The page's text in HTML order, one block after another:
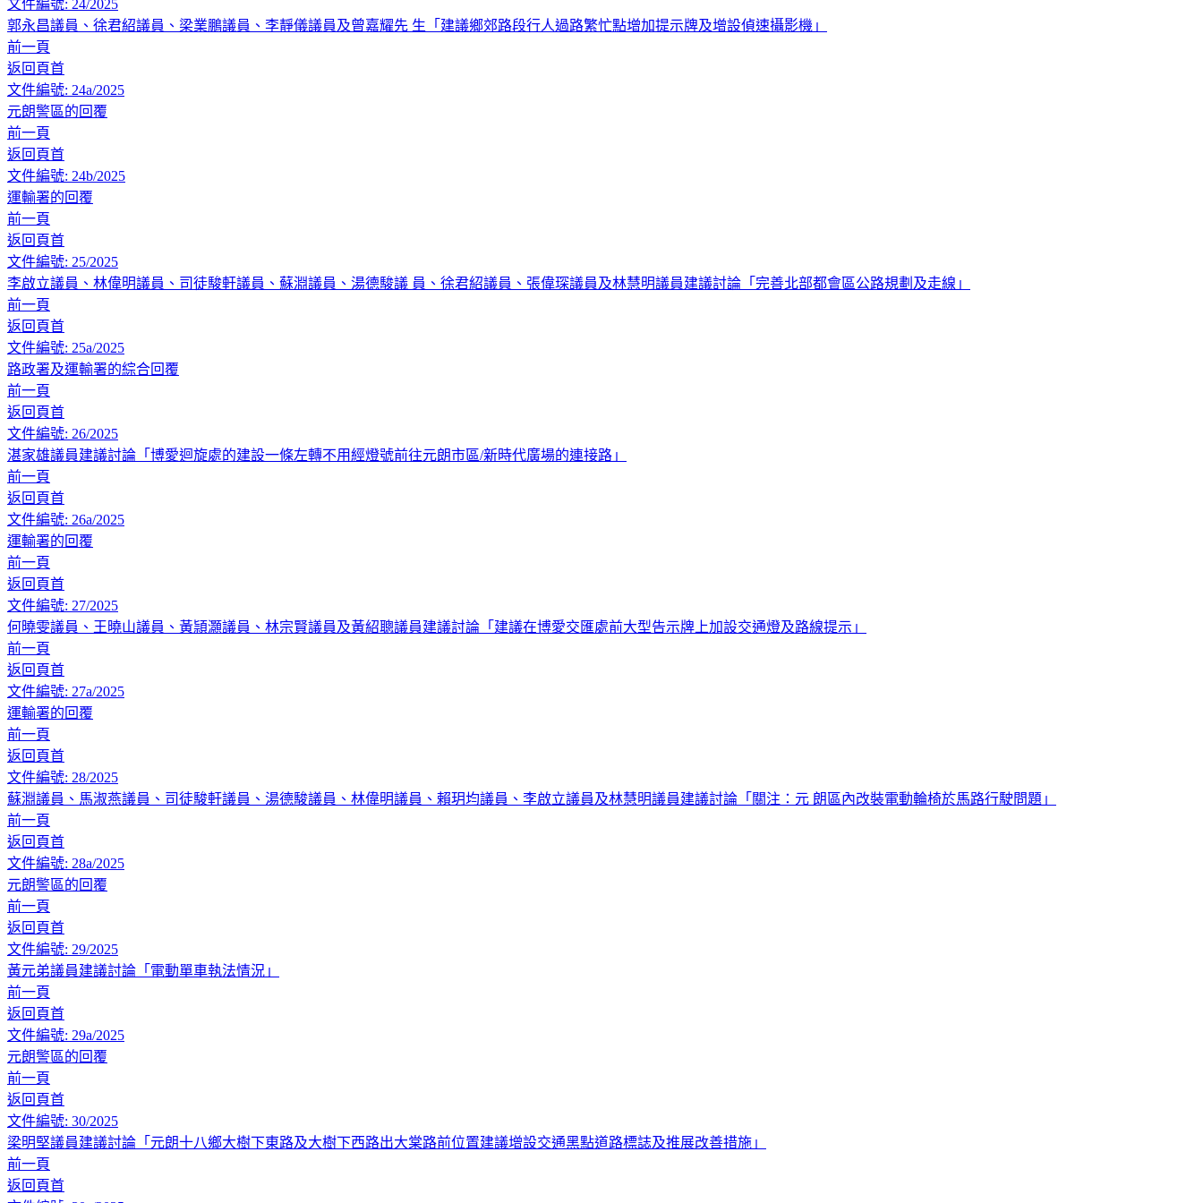
文件編號: 24/2025
郭永昌議員、徐君紹議員、梁業鵬議員、李靜儀議員及曾嘉耀先 生「建議鄉郊路段行人過路繁忙點增加提示牌及增設偵速攝影機」
前一頁
返回頁首
文件編號: 24a/2025
元朗警區的回覆
前一頁
返回頁首
文件編號: 24b/2025
運輸署的回覆
前一頁
返回頁首
文件編號: 25/2025
李啟立議員、林偉明議員、司徒駿軒議員、蘇淵議員、湯德駿議 員、徐君紹議員、張偉琛議員及林慧明議員建議討論「完善北部都會區公路規劃及走線」
前一頁
返回頁首
文件編號: 25a/2025
路政署及運輸署的綜合回覆
前一頁
返回頁首
文件編號: 26/2025
湛家雄議員建議討論「博愛迴旋處的建設一條左轉不用經燈號前往元朗市區/新時代廣場的連接路」
前一頁
返回頁首
文件編號: 26a/2025
運輸署的回覆
前一頁
返回頁首
文件編號: 27/2025
何曉雯議員、王曉山議員、黃頴灝議員、林宗賢議員及黃紹聰議員建議討論「建議在博愛交匯處前大型告示牌上加設交通燈及路線提示」
前一頁
返回頁首
文件編號: 27a/2025
運輸署的回覆
前一頁
返回頁首
文件編號: 28/2025
蘇淵議員、馬淑燕議員、司徒駿軒議員、湯德駿議員、林偉明議員、賴玥均議員、李啟立議員及林慧明議員建議討論「關注：元 朗區內改裝電動輪椅於馬路行駛問題」
前一頁
返回頁首
文件編號: 28a/2025
元朗警區的回覆
前一頁
返回頁首
文件編號: 29/2025
黃元弟議員建議討論「電動單車執法情況」
前一頁
返回頁首
文件編號: 29a/2025
元朗警區的回覆
前一頁
返回頁首
文件編號: 30/2025
梁明堅議員建議討論「元朗十八鄉大樹下東路及大樹下西路出大棠路前位置建議增設交通黑點道路標誌及推展改善措施」
前一頁
返回頁首